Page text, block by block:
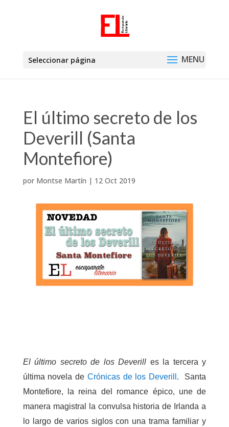
Seleccionar página
El último secreto de los
Deverill (Santa
Montefiore)
por Montse Martín | 12 Oct 2019
El último secreto de los Deverill es la tercera y
última novela de Crónicas de los Deverill .  Santa
Montefiore, la reina del romance épico, une de
manera magistral la convulsa historia de Irlanda a
lo largo de varios siglos con una trama familiar y